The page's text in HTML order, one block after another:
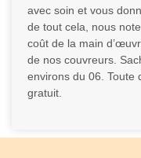
avec soin et vous
de tout cela, nous
coût de la main
de nos couvreurs.
environs du 06. Toute
gratuit.